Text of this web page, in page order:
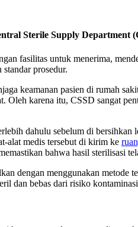
Sterile Supply Department
fasilitas untuk menerima,
prosedur.
keamanan pasien di rumah
karena itu, CSSD sangat
dahulu sebelum di bersihkan
alat medis tersebut di kirim ke
bahwa hasil sterilisasi
dengan menggunakan
dan bebas dari risiko